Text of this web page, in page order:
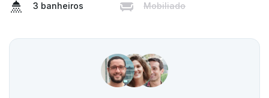
3 banheiros Mobiliado